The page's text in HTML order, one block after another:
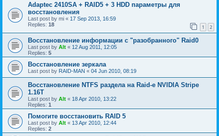
Adaptec 2410SA + RAID5 + 3 HDD параметры для
восстановления
Last post by mi « 17 Sep 2013, 16:59
Replies: 18 1 2
Восстановление информации с "разобранного" Raid0
Last post by Alt « 12 Aug 2011, 12:05
Replies: 5
Восстановление зеркала
Last post by RAID-MAN « 04 Jun 2010, 08:19
Восстановление NTFS раздела на Raid-е NVIDIA Stripe
1.16Т
Last post by Alt « 18 Apr 2010, 13:22
Replies: 1
Помогите восстановить RAID 5
Last post by Alt « 13 Apr 2010, 12:44
Replies: 2